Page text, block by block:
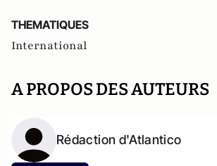
THEMATIQUES
International
A PROPOS DES AUTEURS
Rédaction d'Atlantico